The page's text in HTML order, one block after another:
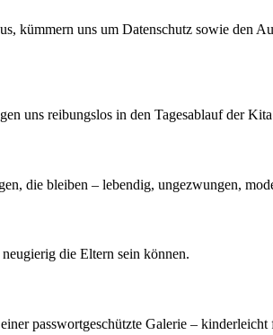
kümmern uns um Datenschutz sowie den
uns reibungslos in den Tagesablauf der
die bleiben – lebendig, ungezwungen,
die Eltern sein können.
passwortgeschützte Galerie – kinderleicht